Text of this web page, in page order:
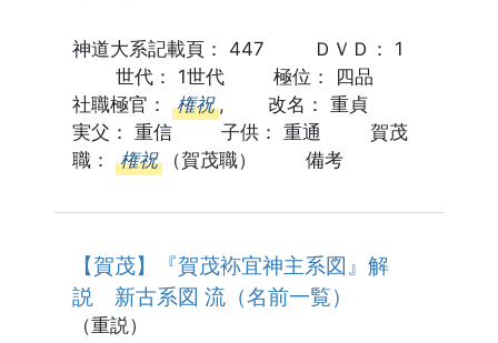
神道大系記載頁： 447 ＤＶＤ： 1
世代： 1世代 極位： 四品
社職極官： 権祝 , 改名： 重貞
実父： 重信 子供： 重通 賀茂
職： 権祝 （賀茂職） 備考
【賀茂】『賀茂袮宜神主系図』解
説 新古系図 流（名前一覧）
（重説）